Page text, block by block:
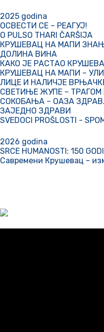
2025 godina
ОСВЕСТИ СЕ – РЕАГУЈ!
O PULSO THARI ČARŠIJA
КРУШЕВАЦ НА МАПИ
ДОЛИНА ВИНА
КАКО ЈЕ РАСТАО
КРУШЕВАЦ НА МАПИ –
ЛИЦЕ И НАЛИЧЈЕ
СВЕТИЊЕ ЖУПЕ – ТРАГОМ
СОКОБАЊА – ОАЗА
ЗАЈЕДНО ЗДРАВИ
SVEDOCI PROŠLOSTI -
2026 godina
SRCE HUMANOSTI: 150
Савремени Крушевац –